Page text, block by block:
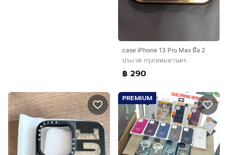
case iPhone 13 Pro Max มือ 2
ประเวศ กรุงเทพมหานคร
฿ 290
PREMIUM